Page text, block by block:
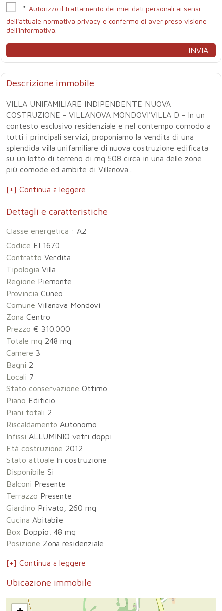
*Autorizzo il trattamento dei miei dati personali ai sensi
dell'attuale normativa privacy e confermo di aver preso visione
dell'informativa.
Descrizione immobile
VILLA UNIFAMILIARE INDIPENDENTE NUOVA
COSTRUZIONE - VILLANOVA MONDOVI'VILLA D - In un
contesto esclusivo residenziale e nel contempo comodo a
tutti i principali servizi, proponiamo la vendita di una
splendida villa unifamiliare di nuova costruzione edificata
su un lotto di terreno di mq 508 circa in una delle zone
più comode ed ambite di Villanova...
[+] Continua a leggere
Dettagli e caratteristiche
Classe energetica : A2
Codice EI 1670
Contratto Vendita
Tipologia Villa
Regione Piemonte
Provincia Cuneo
Comune Villanova Mondovì
Zona Centro
Prezzo € 310.000
Totale mq 248 mq
Camere 3
Bagni 2
Locali 7
Stato conservazione Ottimo
Piano Edificio
Piani totali 2
Riscaldamento Autonomo
Infissi ALLUMINIO vetri doppi
Età costruzione 2012
Stato attuale In costruzione
Disponibile Si
Balconi Presente
Terrazzo Presente
Giardino Privato, 260 mq
Cucina Abitabile
Box Doppio, 48 mq
Posizione Zona residenziale
[+] Continua a leggere
Ubicazione immobile